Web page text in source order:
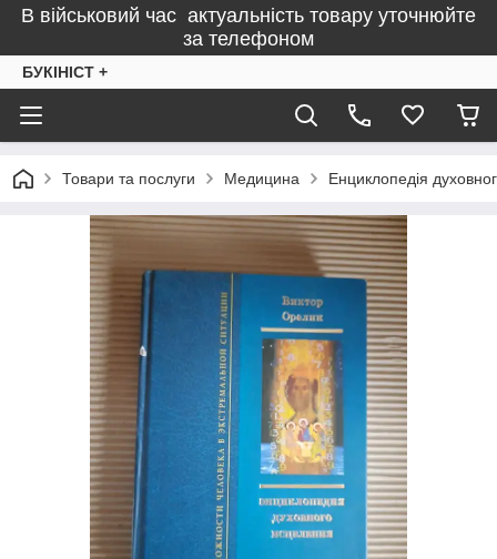
В військовий час актуальність товару уточнюйте
за телефоном
БУКІНІСТ +
Товари та послуги Медицина Енциклопедія